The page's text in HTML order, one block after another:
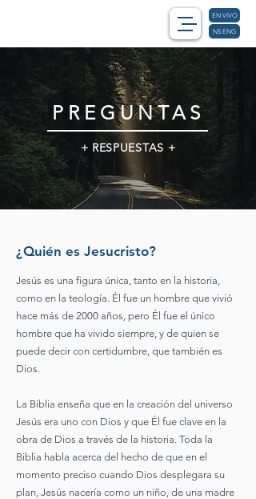
NS ENG
EN VIVO
PREGUNTAS
+ RESPUESTAS +
¿Quién es Jesucristo?
Jesús es una figura única, tanto en la historia,
como en la teología. Él fue un hombre que vivió
hace más de 2000 años, pero Él fue el único
hombre que ha vivido siempre, y de quien se
puede decir con certidumbre, que también es
Dios.
La Biblia enseña que en la creación del universo
Jesús era uno con Dios y que Él fue clave en la
obra de Dios a través de la historia. Toda la
Biblia habla acerca del hecho de que en el
momento preciso cuando Dios desplegara su
plan, Jesús nacería como un niño, de una madre